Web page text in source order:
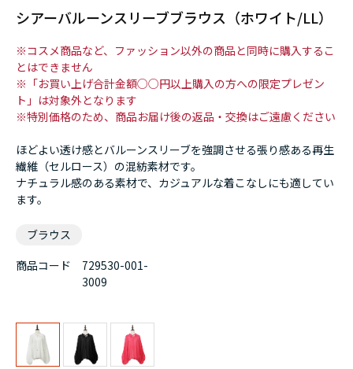
シアーバルーンスリーブブラウス（ホワイト/LL）
商品コード
729530-001-
3009
※コスメ商品など、ファッション以外の商品と同時に購入するこ
とはできません
※「お買い上げ合計金額○○円以上購入の方への限定プレゼン
ト」は対象外となります
※特別価格のため、商品お届け後の返品・交換はご遠慮ください
ほどよい透け感とバルーンスリーブを強調させる張り感ある再生
繊維（セルロース）の混紡素材です。
ナチュラル感のある素材で、カジュアルな着こなしにも適してい
ます。
ブラウス